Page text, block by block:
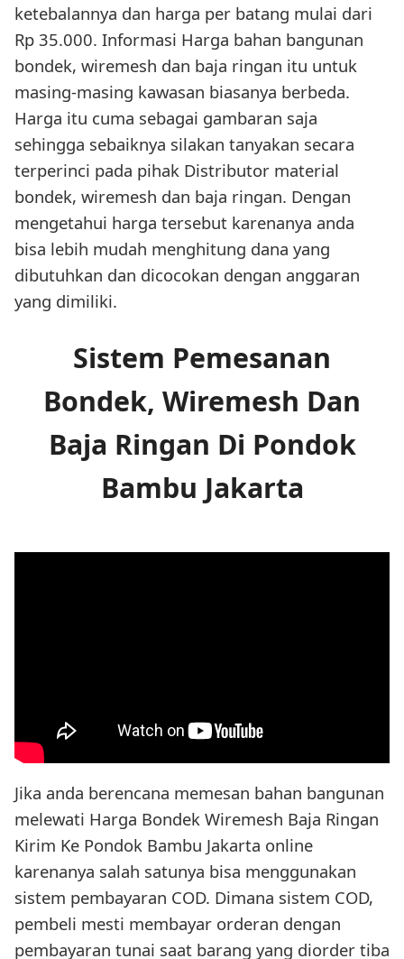
ketebalannya dan harga per batang mulai dari
Rp 35.000. Informasi Harga bahan bangunan
bondek, wiremesh dan baja ringan itu untuk
masing-masing kawasan biasanya berbeda.
Harga itu cuma sebagai gambaran saja
sehingga sebaiknya silakan tanyakan secara
terperinci pada pihak Distributor material
bondek, wiremesh dan baja ringan. Dengan
mengetahui harga tersebut karenanya anda
bisa lebih mudah menghitung dana yang
dibutuhkan dan dicocokan dengan anggaran
yang dimiliki.
Sistem Pemesanan
Bondek, Wiremesh Dan
Baja Ringan Di Pondok
Bambu Jakarta
Jika anda berencana memesan bahan bangunan
melewati Harga Bondek Wiremesh Baja Ringan
Kirim Ke Pondok Bambu Jakarta online
karenanya salah satunya bisa menggunakan
sistem pembayaran COD. Dimana sistem COD,
pembeli mesti membayar orderan dengan
pembayaran tunai saat barang yang diorder tiba